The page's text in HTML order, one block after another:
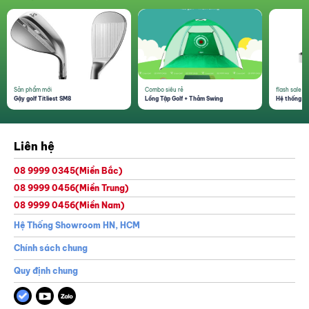
Sản phẩm mới
Gậy golf Titliest SM8
Combo siêu rẻ
Lồng Tập Golf + Thảm Swing
flash sale
Hệ thống
Liên hệ
08 9999 0345(Miền Bắc)
08 9999 0456(Miền Trung)
08 9999 0456(Miền Nam)
Hệ Thống Showroom HN, HCM
Chính sách chung
Quy định chung